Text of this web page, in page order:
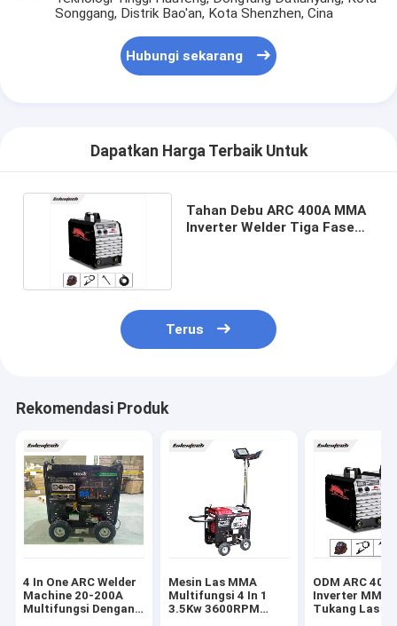
Songgang, Distrik Bao'an, Kota Shenzhen, Cina
Hubungi sekarang
Dapatkan Harga Terbaik Untuk
Tahan Debu ARC 400A MMA
Inverter Welder Tiga Fase
Terus
Rekomendasi Produk
4 In One ARC Welder
Machine 20-200A
Multifungsi Dengan
Mesin Las MMA
Multifungsi 4 In 1
3.5Kw 3600RPM
ODM ARC
Inverter MMA
Tukang Las